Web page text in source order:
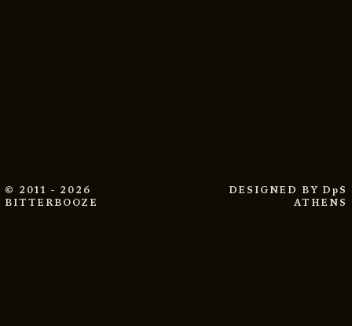
© 2011 - 2026
BITTERBOOZE
DESIGNED BY DpS
ATHENS